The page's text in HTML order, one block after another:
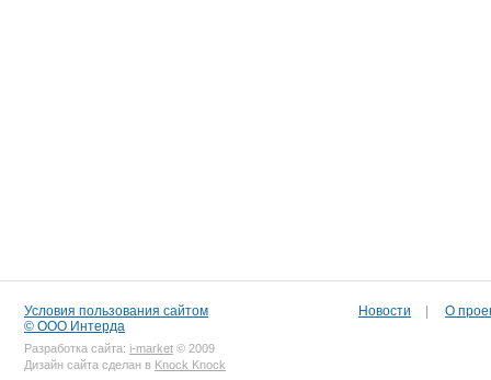
Условия пользования сайтом
© ООО Интерда
Разработка сайта: i-market © 2009
Дизайн сайта сделан в Knock Knock
Новости О